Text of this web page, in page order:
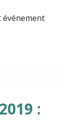
événement
: